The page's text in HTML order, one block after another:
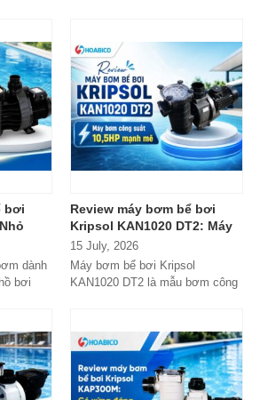
bơi
dành
bơi
Review máy bơm bể bơi
Kripsol KAN1020 DT2: Máy
bơm công suất lớn có đáng
đầu tư?
15 July, 2026
Máy bơm bể bơi Kripsol
KAN1020 DT2 là mẫu bơm công